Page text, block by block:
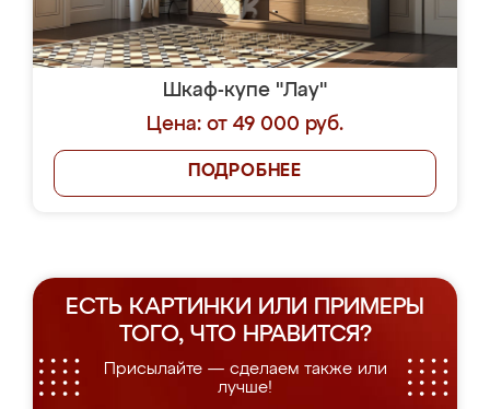
Шкаф-купе "Лау"
Цена: от 49 000 руб.
ПОДРОБНЕЕ
ЕСТЬ КАРТИНКИ ИЛИ ПРИМЕРЫ
ТОГО, ЧТО НРАВИТСЯ?
Присылайте — сделаем также или
лучше!